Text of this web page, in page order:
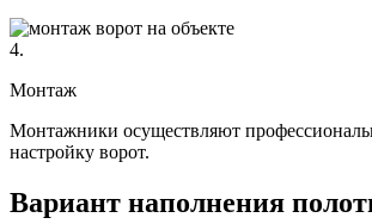
4.
Монтаж
Монтажники осуществляют
настройку ворот.
Вариант наполнения